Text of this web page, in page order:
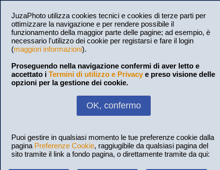
JuzaPhoto utilizza cookies tecnici e cookies di terze parti per
ottimizzare la navigazione e per rendere possibile il
funzionamento della maggior parte delle pagine; ad esempio, è
necessario l'utilizzo dei cookie per registarsi e fare il login
(maggiori informazioni).
Proseguendo nella navigazione confermi di aver letto e
accettato i Termini di utilizzo e Privacy e preso visione delle
opzioni per la gestione dei cookie.
OK, confermo
Puoi gestire in qualsiasi momento le tue preferenze cookie dalla
pagina Preferenze Cookie, raggiugibile da qualsiasi pagina del
sito tramite il link a fondo pagina, o direttamente tramite da qui: